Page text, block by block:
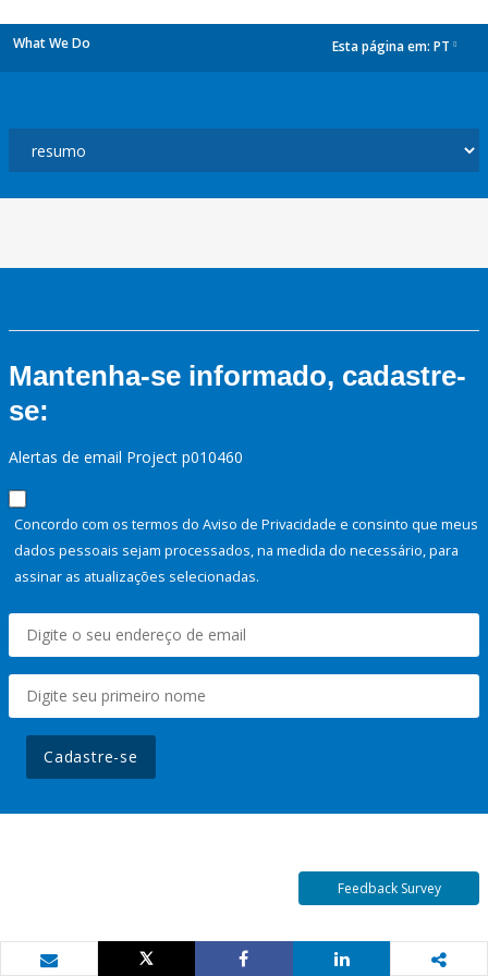
What We Do Esta página em: PT
Mantenha-se informado, cadastre-
se:
Alertas de email Project p010460
Concordo com os termos do Aviso de Privacidade e consinto que meus
dados pessoais sejam processados, na medida do necessário, para
assinar as atualizações selecionadas.
Cadastre-se
Feedback Survey